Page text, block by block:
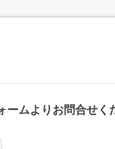
ムよりお問合せく